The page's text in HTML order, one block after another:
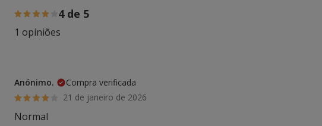
4 de 5
1 opiniões
Anónimo.
Compra verificada
21 de janeiro de 2026
Normal